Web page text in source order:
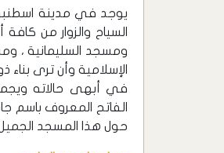
يوجد في مدينة
السياح والزوار من
ومسجد السليمانية ،
الإسلامية وأن ترى
في أبهى حالاته
الفاتح المعروف باسم
حول هذا المسجد